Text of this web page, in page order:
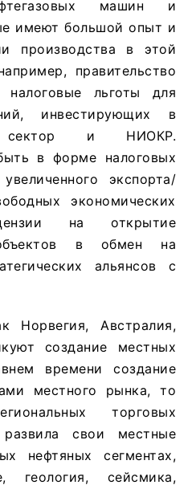
машин и
имеют большой опыт и
производства в этой
правительство
налоговые льготы для
инвестирующих в
сектор и НИОКР.
в форме налоговых
экспорта/
экономических
на открытие
объектов в обмен на
альянсов с
Норвегия, Австралия,
создание местных
времени создание
местного рынка, то
торговых
свои местные
нефтяных сегментах,
геология, сейсмика,